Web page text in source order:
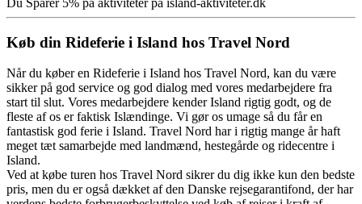
Køb din Rideferie i Island hos Travel Nord
Når du køber en Rideferie i Island hos Travel Nord, kan du være
sikker på god service og god dialog med vores medarbejdere fra
start til slut. Vores medarbejdere kender Island rigtig godt, og de
fleste af os er faktisk Islændinge. Vi gør os umage så du får en
fantastisk god ferie i Island. Travel Nord har i rigtig mange år haft
meget tæt samarbejde med landmænd, hestegårde og ridecentre i
Island.
Ved at købe turen hos Travel Nord sikrer du dig ikke kun den bedste
pris, men du er også dækket af den Danske rejsegarantifond, der har